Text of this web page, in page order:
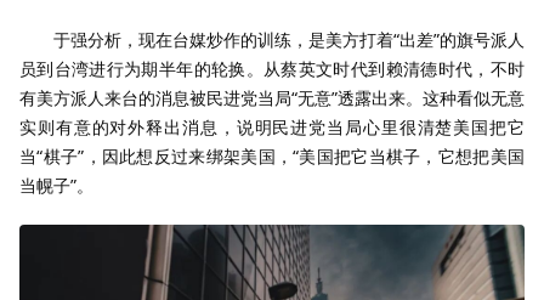
于强分析，现在台媒炒作的训练，是美方打着“出差”的旗号派人
员到台湾进行为期半年的轮换。从蔡英文时代到赖清德时代，不时
有美方派人来台的消息被民进党当局“无意”透露出来。这种看似无意
实则有意的对外释出消息，说明民进党当局心里很清楚美国把它
当“棋子”，因此想反过来绑架美国，“美国把它当棋子，它想把美国
当幌子”。